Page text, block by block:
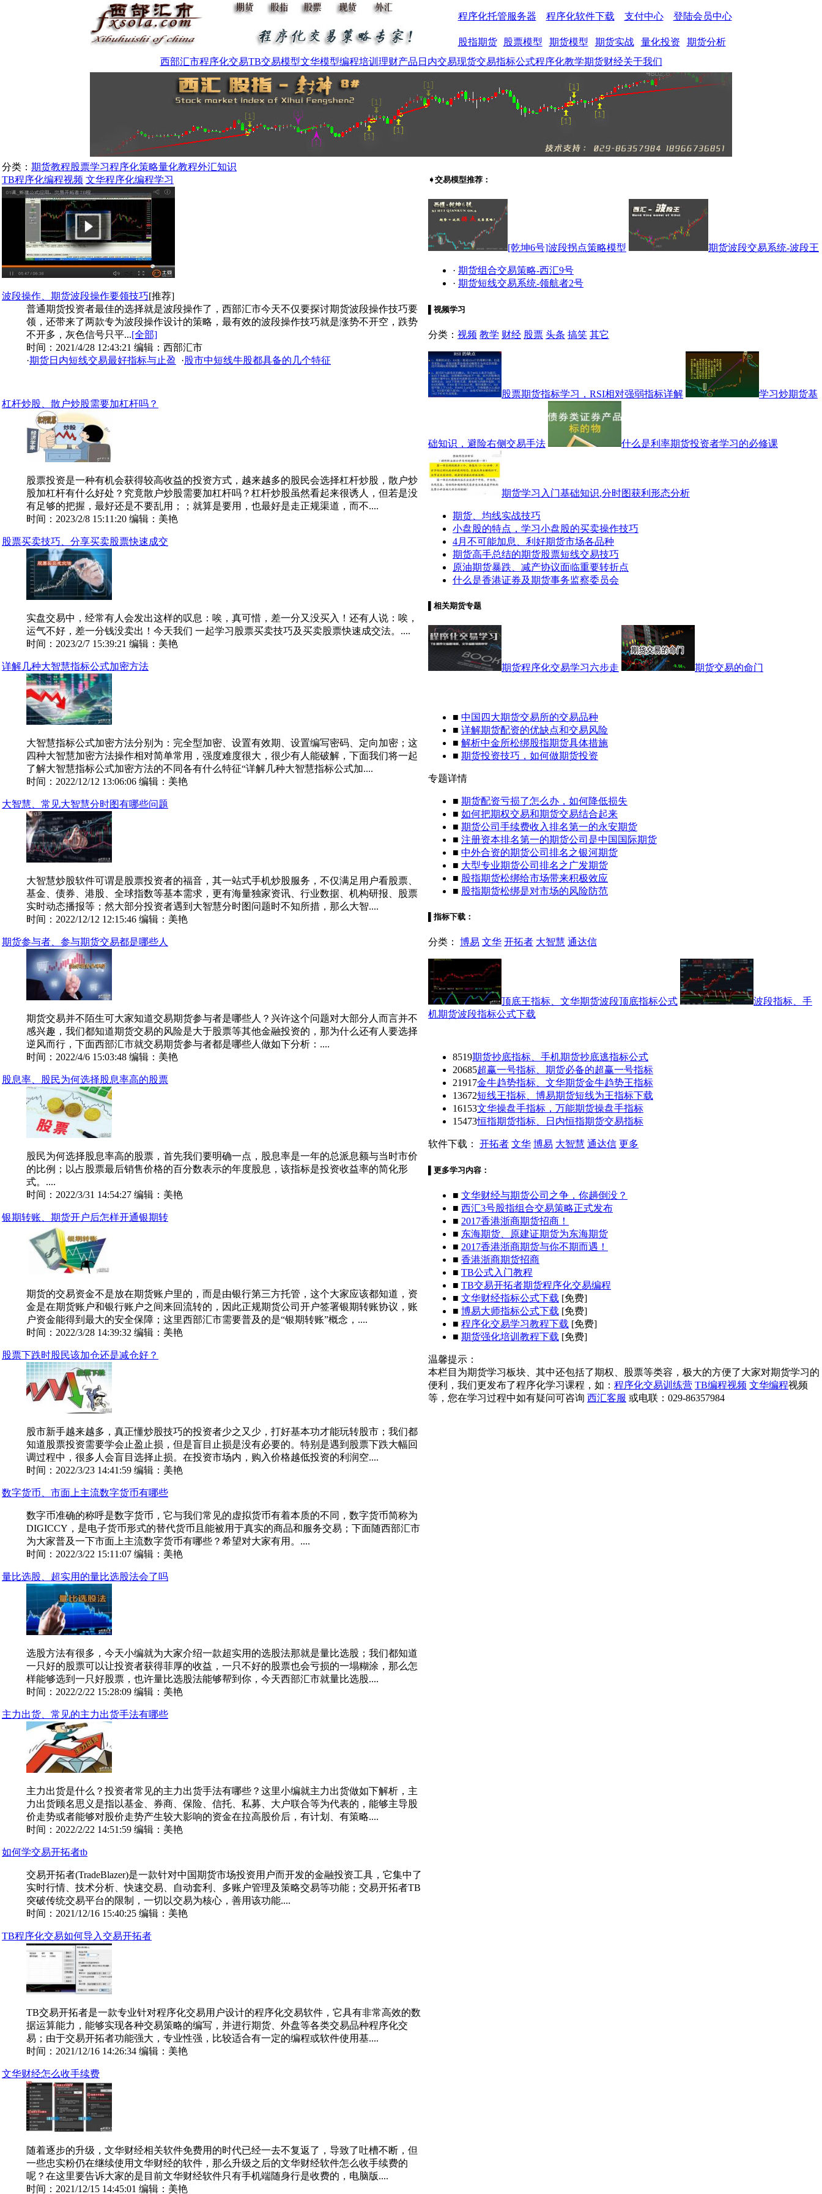
程序化托管服务器 程序化软件下载 支付中心 登陆会员中心
股指期货 股票模型 期货模型 期货实战 量化投资
期货分析
西部汇市程序化交易TB交易模型文华模型编程培训 理财产品 日内交易现货交易指标公式程序化教学期货财经关于我们
分类： 期货教程股票学习程序化策略量化教程外汇知识
TB程序化编程视频 文华程序化编程学习
波段操作、期货波段操作要领技巧[推荐]
普通期货投资者最佳的选择就是波段操作了，西部汇市今天不仅要探讨期货波段操作技巧要
领，还带来了两款专为波段操作设计的策略，最有效的波段操作技巧就是涨势不开空，跌势
不开多，灰色信号只平...[全部]
时间：2021/4/28 12:43:21 编辑：西部汇市
·期货日内短线交易最好指标与止盈 ·股市中短线牛股都具备的几个特征
杠杆炒股、散户炒股需要加杠杆吗？
股票投资是一种有机会获得较高收益的投资方式，越来越多的股民会选择杠杆炒股，散户炒
股加杠杆有什么好处？究竟散户炒股需要加杠杆吗？杠杆炒股虽然看起来很诱人，但若是没
有足够的把握，最好还是不要乱用；；就算是要用，也最好是走正规渠道，而不....
时间：2023/2/8 15:11:20 编辑：美艳
股票买卖技巧、分享买卖股票快速成交
实盘交易中，经常有人会发出这样的叹息：唉，真可惜，差一分又没买入！还有人说：唉，
运气不好，差一分钱没卖出！今天我们 一起学习股票买卖技巧及买卖股票快速成交法。....
时间：2023/2/7 15:39:21 编辑：美艳
详解几种大智慧指标公式加密方法
大智慧指标公式加密方法分别为：完全型加密、设置有效期、设置编写密码、定向加密；这
四种大智慧加密方法操作相对简单常用，强度难度很大，很少有人能破解，下面我们将一起
了解大智慧指标公式加密方法的不同各有什么特征“详解几种大智慧指标公式加....
时间：2022/12/12 13:06:06 编辑：美艳
大智慧、常见大智慧分时图有哪些问题
大智慧炒股软件可谓是股票投资者的福音，其一站式手机炒股服务，不仅满足用户看股票、
基金、债券、港股、全球指数等基本需求，更有海量独家资讯、行业数据、机构研报、股票
实时动态播报等；然大部分投资者遇到大智慧分时图问题时不知所措，那么大智....
时间：2022/12/12 12:15:46 编辑：美艳
期货参与者、参与期货交易都是哪些人
期货交易并不陌生可大家知道交易期货参与者是哪些人？兴许这个问题对大部分人而言并不
感兴趣，我们都知道期货交易的风险是大于股票等其他金融投资的，那为什么还有人要选择
逆风而行，下面西部汇市就交易期货参与者都是哪些人做如下分析：....
时间：2022/4/6 15:03:48 编辑：美艳
股息率、股民为何选择股息率高的股票
股民为何选择股息率高的股票，首先我们要明确一点，股息率是一年的总派息额与当时市价
的比例；以占股票最后销售价格的百分数表示的年度股息，该指标是投资收益率的简化形
式。....
时间：2022/3/31 14:54:27 编辑：美艳
银期转账、期货开户后怎样开通银期转
期货的交易资金不是放在期货账户里的，而是由银行第三方托管，这个大家应该都知道，资
金是在期货账户和银行账户之间来回流转的，因此正规期货公司开户签署银期转账协议，账
户资金能得到最大的安全保障；这里西部汇市需要普及的是“银期转账”概念，....
时间：2022/3/28 14:39:32 编辑：美艳
股票下跌时股民该加仓还是减仓好？
股市新手越来越多，真正懂炒股技巧的投资者少之又少，打好基本功才能玩转股市；我们都
知道股票投资需要学会止盈止损，但是盲目止损是没有必要的。特别是遇到股票下跌大幅回
调过程中，很多人会盲目选择止损。在投资市场内，购入价格越低投资的利润空....
时间：2022/3/23 14:41:59 编辑：美艳
数字货币、市面上主流数字货币有哪些
数字币准确的称呼是数字货币，它与我们常见的虚拟货币有着本质的不同，数字货币简称为
DIGICCY，是电子货币形式的替代货币且能被用于真实的商品和服务交易；下面随西部汇市
为大家普及一下市面上主流数字货币有哪些？希望对大家有用。....
时间：2022/3/22 15:11:07 编辑：美艳
量比选股、超实用的量比选股法会了吗
选股方法有很多，今天小编就为大家介绍一款超实用的选股法那就是量比选股；我们都知道
一只好的股票可以让投资者获得菲厚的收益，一只不好的股票也会亏损的一塌糊涂，那么怎
样能够选到一只好股票，也许量比选股法能够帮到你，今天西部汇市就量比选股....
时间：2022/2/22 15:28:09 编辑：美艳
主力出货、常见的主力出货手法有哪些
主力出货是什么？投资者常见的主力出货手法有哪些？这里小编就主力出货做如下解析，主
力出货顾名思义是指以基金、券商、保险、信托、私募、大户联合等为代表的，能够主导股
价走势或者能够对股价走势产生较大影响的资金在拉高股价后，有计划、有策略....
时间：2022/2/22 14:51:59 编辑：美艳
如何学交易开拓者tb
交易开拓者(TradeBlazer)是一款针对中国期货市场投资用户而开发的金融投资工具，它集中了
实时行情、技术分析、快速交易、自动套利、多账户管理及策略交易等功能；交易开拓者TB
突破传统交易平台的限制，一切以交易为核心，善用该功能....
时间：2021/12/16 15:40:25 编辑：美艳
TB程序化交易如何导入交易开拓者
TB交易开拓者是一款专业针对程序化交易用户设计的程序化交易软件，它具有非常高效的数
据运算能力，能够实现各种交易策略的编写，并进行期货、外盘等各类交易品种程序化交
易；由于交易开拓者功能强大，专业性强，比较适合有一定的编程或软件使用基....
时间：2021/12/16 14:26:34 编辑：美艳
文华财经怎么收手续费
随着逐步的升级，文华财经相关软件免费用的时代已经一去不复返了，导致了吐槽不断，但
一些忠实粉仍在继续使用文华财经的软件，那么升级之后的文华财经软件怎么收手续费的
呢？在这里要告诉大家的是目前文华财经软件只有手机端随身行是收费的，电脑版....
时间：2021/12/15 14:45:01 编辑：美艳
➧交易模型推荐：
[乾坤6号]波段拐点策略模型 期货波段交易系统-波段王
· 期货组合交易策略-西汇9号
· 期货短线交易系统-领航者2号
视频学习
分类： 视频 教学 财经 股票 头条 搞笑 其它
股票期货指标学习，RSI相对强弱指标详解 学习炒期货基
础知识，避险右侧交易手法 什么是利率期货投资者学习的必修课
期货学习入门基础知识,分时图获利形态分析
期货、均线实战技巧
小盘股的特点，学习小盘股的买卖操作技巧
4月不可能加息、利好期货市场各品种
期货高手总结的期货股票短线交易技巧
原油期货暴跌、减产协议面临重要转折点
什么是香港证券及期货事务监察委员会
相关期货专题
期货程序化交易学习六步走 期货交易的命门
■ 中国四大期货交易所的交易品种
■ 详解期货配资的优缺点和交易风险
■ 解析中金所松绑股指期货具体措施
■ 期货投资技巧，如何做期货投资
专题详情
■ 期货配资亏损了怎么办，如何降低损失
■ 如何把期权交易和期货交易结合起来
■ 期货公司手续费收入排名第一的永安期货
■ 注册资本排名第一的期货公司是中国国际期货
■ 中外合资的期货公司排名之银河期货
■ 大型专业期货公司排名之广发期货
■ 股指期货松绑给市场带来积极效应
■ 股指期货松绑是对市场的风险防范
指标下载：
分类： 博易 文华 开拓者 大智慧 通达信
顶底王指标、文华期货波段顶底指标公式
波段指标、手
机期货波段指标公式下载
8519期货抄底指标、手机期货抄底逃指标公式
20685超赢一号指标、期货必备的超赢一号指标
21917金牛趋势指标、文华期货金牛趋势王指标
13672短线王指标、博易期货短线为王指标下载
16153文华操盘手指标，万能期货操盘手指标
15473恒指期货指标、日内恒指期货交易指标
软件下载： 开拓者 文华 博易 大智慧 通达信 更多
更多学习内容：
■ 文华财经与期货公司之争，你趟倒没？
■ 西汇3号股指组合交易策略正式发布
■ 2017香港浙商期货招商！
■ 东海期货、原建证期货为东海期货
■ 2017香港浙商期货与你不期而遇！
■ 香港浙商期货招商
■ TB公式入门教程
■ TB交易开拓者期货程序化交易编程
■ 文华财经指标公式下载 [免费]
■ 博易大师指标公式下载 [免费]
■ 程序化交易学习教程下载 [免费]
■ 期货强化培训教程下载 [免费]
温馨提示：
本栏目为期货学习板块、其中还包括了期权、股票等类容，极大的方便了大家对期货学习的
便利，我们更发布了程序化学习课程，如： 程序化交易训练营 TB编程视频 文华编程视频
等，您在学习过程中如有疑问可咨询 西汇客服 或电联：029-86357984